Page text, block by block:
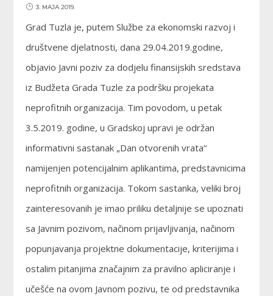
3. MAJA 2019.
Grad Tuzla je, putem Službe za ekonomski razvoj i
društvene djelatnosti, dana 29.04.2019.godine,
objavio Javni poziv za dodjelu finansijskih sredstava
iz Budžeta Grada Tuzle za podršku projekata
neprofitnih organizacija. Tim povodom, u petak
3.5.2019. godine, u Gradskoj upravi je održan
informativni sastanak „Dan otvorenih vrata“
namijenjen potencijalnim aplikantima, predstavnicima
neprofitnih organizacija. Tokom sastanka, veliki broj
zainteresovanih je imao priliku detaljnije se upoznati
sa Javnim pozivom, načinom prijavljivanja, načinom
popunjavanja projektne dokumentacije, kriterijima i
ostalim pitanjima značajnim za pravilno apliciranje i
učešće na ovom Javnom pozivu, te od predstavnika